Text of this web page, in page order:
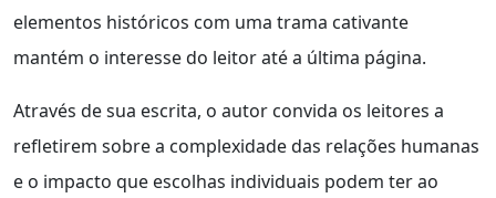
elementos históricos com uma trama cativante
mantém o interesse do leitor até a última página.
Através de sua escrita, o autor convida os leitores a
refletirem sobre a complexidade das relações humanas
e o impacto que escolhas individuais podem ter ao